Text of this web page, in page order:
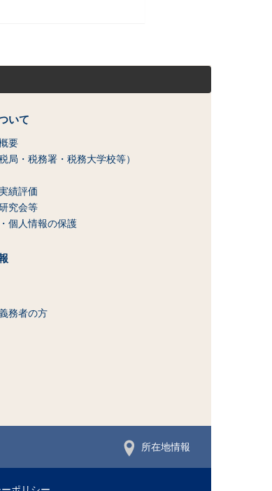
いて
要
局・税務署・税務大学校等）
績評価
究会等
個人情報の保護
務者の方
所在地情報